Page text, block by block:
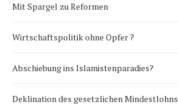
Mit Spargel zu Reformen
Wirtschaftspolitik ohne Opfer ?
Abschiebung ins Islamistenparadies?
Deklination des gesetzlichen Mindestlohns